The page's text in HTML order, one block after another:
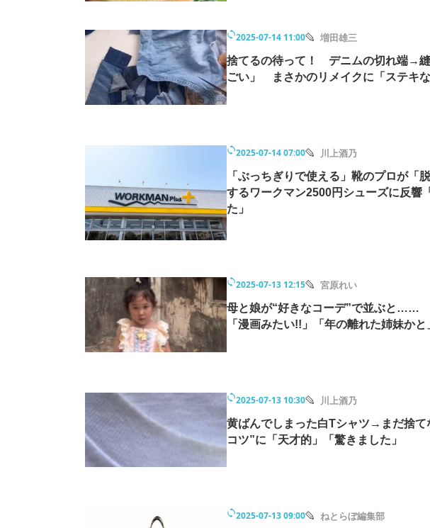
2025-07-14 11:00 増田雄三
捨てるの待って！ デニムの切れ端→
ごい」 まさかのリメイクに「ステキな
2025-07-14 07:00 川上酒乃
「ぶっちぎりで使える」靴のプロが「
するワークマン2500円シューズに反響
た」
2025-07-13 12:15 宮原れい
母と娘が“好きなコーデ”で並ぶと……
「漫画みたい!!」「年の離れた姉妹かと
2025-07-13 10:30 川上酒乃
黄ばんでしまった白Tシャツ→まだ捨
コツ”に「天才的」「驚きました」
2025-07-13 09:00 ねとらぼ編集部